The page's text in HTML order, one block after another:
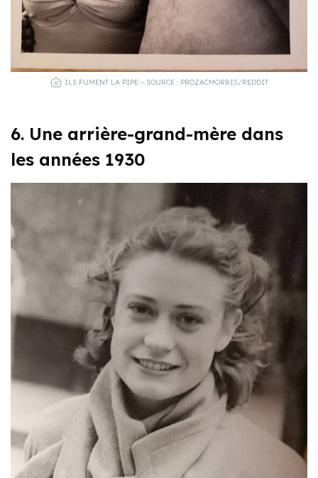
ILS FUMENT LA PIPE – SOURCE : PROZACMORRIS/REDDIT
6. Une arrière-grand-mère dans
les années 1930